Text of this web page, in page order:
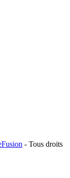
- Tous droits